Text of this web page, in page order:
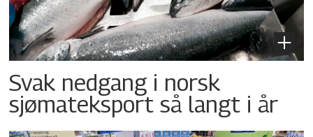
Svak nedgang i norsk
sjømateksport så langt i år